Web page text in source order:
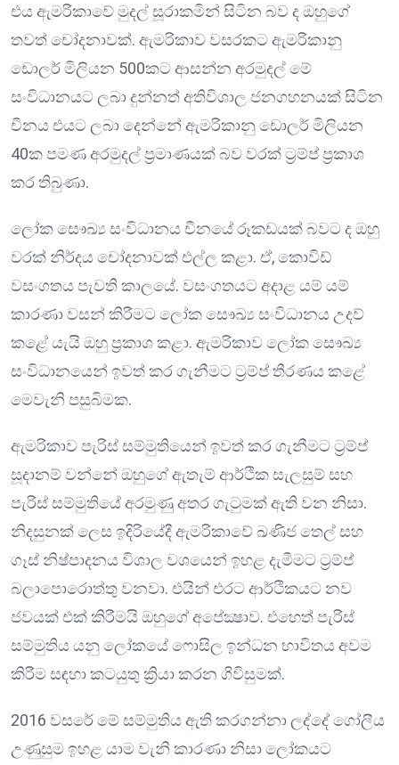
එය ඇමරිකාවේ මුදල් සූරාකමින් සිටින බව ද ඔහුගේ
තවත් චෝදනාවක්. ඇමරිකාව වසරකට ඇමරිකානු
ඩොලර් මිලියන 500කට ආසන්න අරමුදල් මේ
සංවිධානයට ලබා දුන්නත් අතිවිශාල ජනගහනයක් සිටින
චීනය එයට ලබා දෙන්නේ ඇමරිකානු ඩොලර් මිලියන
40ක පමණ අරමුදල් ප්‍රමාණයක් බව වරක් ට්‍රම්ප් ප්‍රකාශ
කර තිබුණා.
ලෝක සෞඛ්‍ය සංවිධානය චීනයේ රූකඩයක් බවට ද ඔහු
වරක් නිර්දය චෝදනාවක් එල්ල කළා. ඒ, කොවිඩ්
වසංගතය පැවති කාලයේ. වසංගතයට අදාළ යම් යම්
කාරණා වසන් කිරීමට ලෝක සෞඛ්‍ය සංවිධානය උදව්
කළේ යැයි ඔහු ප්‍රකාශ කළා. ඇමරිකාව ලෝක සෞඛ්‍ය
සංවිධානයෙන් ඉවත් කර ගැනීමට ට්‍රම්ප් තීරණය කළේ
මෙවැනි පසුබිමක.
ඇමරිකාව පැරිස් සම්මුතියෙන් ඉවත් කර ගැනීමට ට්‍රම්ප්
සූදානම් වන්නේ ඔහුගේ ඇතැම් ආර්ථික සැලසුම් සහ
පැරිස් සම්මුතියේ අරමුණු අතර ගැටුමක් ඇති වන නිසා.
නිදසුනක් ලෙස ඉදිරියේදී ඇමරිකාවේ ඛණිජ තෙල් සහ
ගෑස් නිෂ්පාදනය විශාල වශයෙන් ඉහළ දැමීමට ට්‍රම්ප්
බලාපොරොත්තු වනවා. එයින් එරට ආර්ථිකයට නව
ජවයක් එක් කිරීමයි ඔහුගේ අපේක්‍ෂාව. එහෙත් පැරිස්
සම්මුතිය යනු ලෝකයේ ෆොසිල ඉන්ධන භාවිතය අවම
කිරීම සඳහා කටයුතු ක්‍රියා කරන ගිවිසුමක්.
2016 වසරේ මේ සම්මුතිය ඇති කරගන්නා ලද්දේ ගෝලීය
උණුසුම ඉහළ යාම වැනි කාරණා නිසා ලෝකයට